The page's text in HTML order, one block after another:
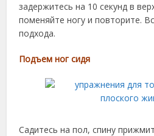
задержитесь на 10 секунд в
поменяйте ногу и повторите.
подхода.
Подъем ног сидя
Садитесь на пол, спину